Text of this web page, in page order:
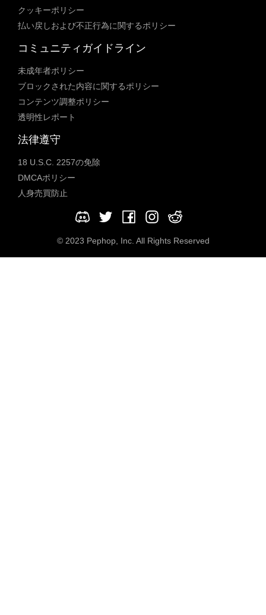
クッキーポリシー
払い戻しおよび不正行為に関するポリシー
コミュニティガイドライン
未成年者ポリシー
ブロックされた内容に関するポリシー
コンテンツ調整ポリシー
透明性レポート
法律遵守
18 U.S.C. 2257の免除
DMCAポリシー
人身売買防止
© 2023 Pephop, Inc. All Rights Reserved